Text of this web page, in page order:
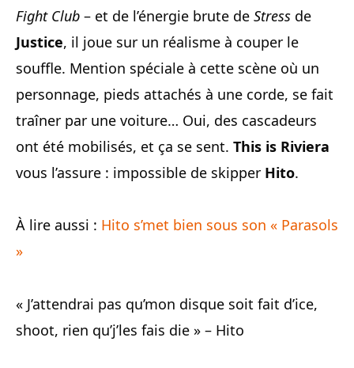
Fight Club – et de l’énergie brute de Stress de
Justice, il joue sur un réalisme à couper le
souffle. Mention spéciale à cette scène où un
personnage, pieds attachés à une corde, se fait
traîner par une voiture… Oui, des cascadeurs
ont été mobilisés, et ça se sent. This is Riviera
vous l’assure : impossible de skipper Hito.
À lire aussi : Hito s’met bien sous son « Parasols
»
« J’attendrai pas qu’mon disque soit fait d’ice,
shoot, rien qu’j’les fais die » – Hito